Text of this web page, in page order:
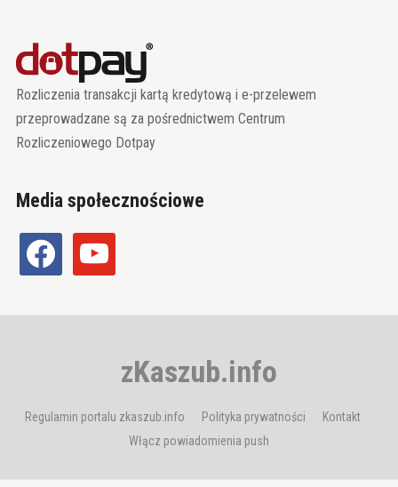
Rozliczenia transakcji kartą kredytową i e-przelewem
przeprowadzane są za pośrednictwem Centrum
Rozliczeniowego Dotpay
Media społecznościowe
facebook youtube
zKaszub.info
Regulamin portalu zkaszub.info Polityka prywatności
Kontakt
Włącz powiadomienia push